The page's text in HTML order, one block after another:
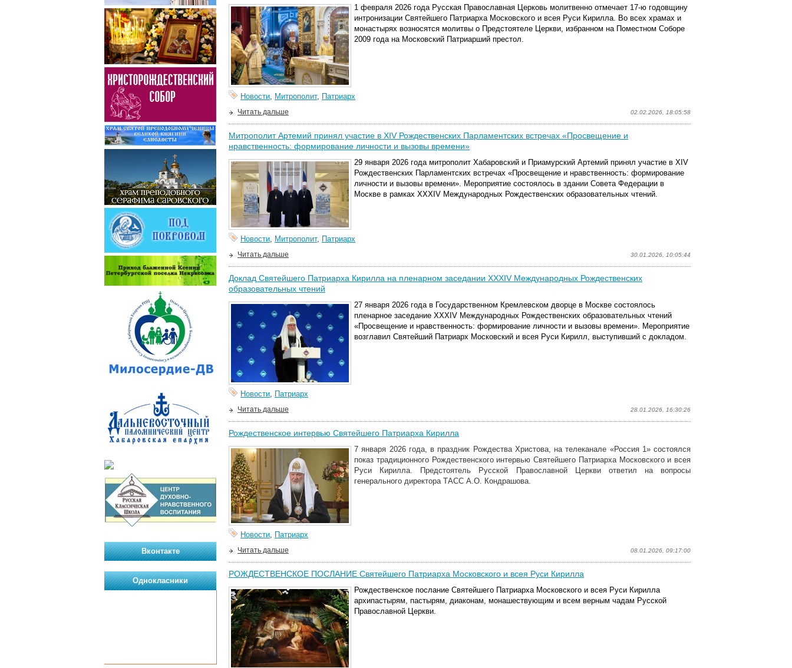
1 февраля 2026 года Русская Православная Церковь молитвенно отмечает 17-ю годовщину
интронизации Святейшего Патриарха Московского и всея Руси Кирилла. Во всех храмах и
монастырях возносятся молитвы о Предстоятеле Церкви, избранном на Поместном Соборе
2009 года на Московский Патриарший престол.
Новости, Митрополит, Патриарх
02.02.2026, 18:05:58
Читать дальше
Митрополит Артемий принял участие в XIV Рождественских Парламентских встречах «Просвещение и
нравственность: формирование личности и вызовы времени»
29 января 2026 года митрополит Хабаровский и Приамурский Артемий принял участие в XIV
Рождественских Парламентских встречах «Просвещение и нравственность: формирование
личности и вызовы времени». Мероприятие состоялось в здании Совета Федерации в
Москве в рамках XXXIV Международных Рождественских образовательных чтений.
Новости, Митрополит, Патриарх
30.01.2026, 10:05:44
Читать дальше
Доклад Святейшего Патриарха Кирилла на пленарном заседании XXXIV Международных Рождественских
образовательных чтений
27 января 2026 года в Государственном Кремлевском дворце в Москве состоялось
пленарное заседание XXXIV Международных Рождественских образовательных чтений
«Просвещение и нравственность: формирование личности и вызовы времени». Мероприятие
возглавил Святейший Патриарх Московский и всея Руси Кирилл, выступивший с докладом.
Новости, Патриарх
28.01.2026, 16:30:26
Читать дальше
Рождественское интервью Святейшего Патриарха Кирилла
7 января 2026 года, в праздник Рождества Христова, на телеканале «Россия 1» состоялся
показ традиционного Рождественского интервью Святейшего Патриарха Московского и всея
Руси Кирилла. Предстоятель Русской Православной Церкви ответил на вопросы
генерального директора ТАСС А.О. Кондрашова.
Новости, Патриарх
08.01.2026, 09:17:00
Читать дальше
РОЖДЕСТВЕНСКОЕ ПОСЛАНИЕ Святейшего Патриарха Московского и всея Руси Кирилла
Рождественское послание Святейшего Патриарха Московского и всея Руси Кирилла
архипастырям, пастырям, диаконам, монашествующим и всем верным чадам Русской
Православной Церкви.
Вконтакте
Однокласники